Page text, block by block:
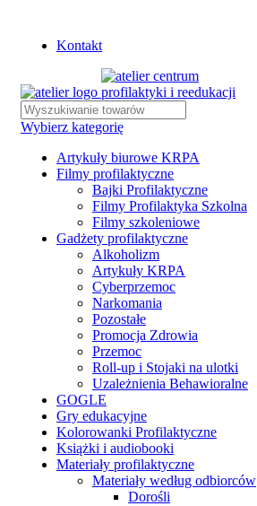
Kontakt
Wybierz kategorię
Artykuły biurowe KRPA
Filmy profilaktyczne
Bajki Profilaktyczne
Filmy Profilaktyka Szkolna
Filmy szkoleniowe
Gadżety profilaktyczne
Alkoholizm
Artykuły KRPA
Cyberprzemoc
Narkomania
Pozostałe
Promocja Zdrowia
Przemoc
Roll-up i Stojaki na ulotki
Uzależnienia Behawioralne
GOGLE
Gry edukacyjne
Kolorowanki Profilaktyczne
Książki i audiobooki
Materiały profilaktyczne
Materiały według odbiorców
Dorośli